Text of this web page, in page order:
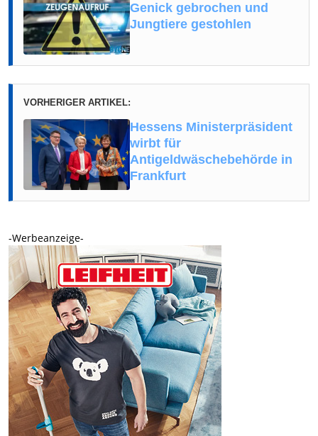
Genick gebrochen und
Jungtiere gestohlen
VORHERIGER ARTIKEL:
Hessens Ministerpräsident
wirbt für
Antigeldwäschebehörde in
Frankfurt
-Werbeanzeige-